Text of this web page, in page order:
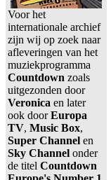
Voor het
internationale archief
zijn wij op zoek naar
afleveringen van het
muziekprogramma
Countdown zoals
uitgezonden door
Veronica en later
ook doorEuropa
TV, Music Box,
Super Channel en
Sky Channel onder
de titel Countdown